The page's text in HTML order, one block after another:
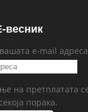
весник
e-mail
на претплатата
порака.